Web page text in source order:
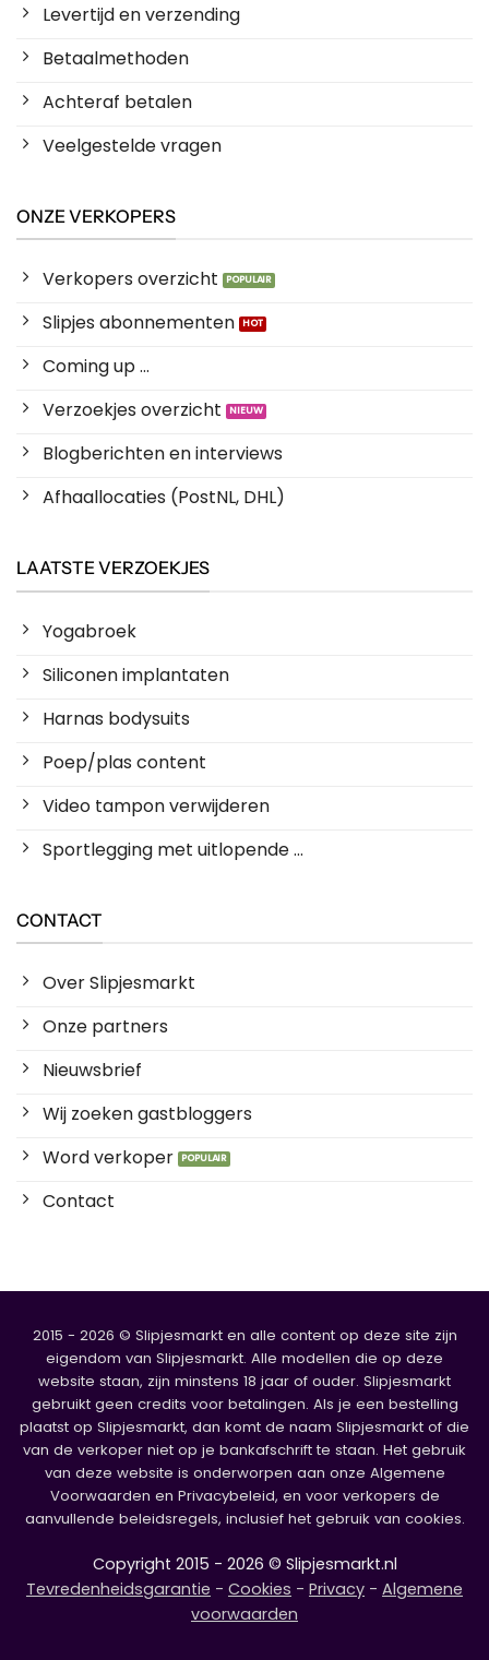
Levertijd en verzending
Betaalmethoden
Achteraf betalen
Veelgestelde vragen
ONZE VERKOPERS
Verkopers overzicht
Slipjes abonnementen
Coming up ...
Verzoekjes overzicht
Blogberichten en interviews
Afhaallocaties (PostNL, DHL)
LAATSTE VERZOEKJES
Yogabroek
Siliconen implantaten
Harnas bodysuits
Poep/plas content
Video tampon verwijderen
Sportlegging met uitlopende ...
CONTACT
Over Slipjesmarkt
Onze partners
Nieuwsbrief
Wij zoeken gastbloggers
Word verkoper
Contact
2015 - 2026 © Slipjesmarkt en alle content op deze site zijn
eigendom van Slipjesmarkt. Alle modellen die op deze
website staan, zijn minstens 18 jaar of ouder. Slipjesmarkt
gebruikt geen credits voor betalingen. Als je een bestelling
plaatst op Slipjesmarkt, dan komt de naam Slipjesmarkt of die
van de verkoper niet op je bankafschrift te staan. Het gebruik
van deze website is onderworpen aan onze Algemene
Voorwaarden en Privacybeleid, en voor verkopers de
aanvullende beleidsregels, inclusief het gebruik van cookies.
Copyright 2015 - 2026 © Slipjesmarkt.nl
Tevredenheidsgarantie - Cookies - Privacy - Algemene
voorwaarden